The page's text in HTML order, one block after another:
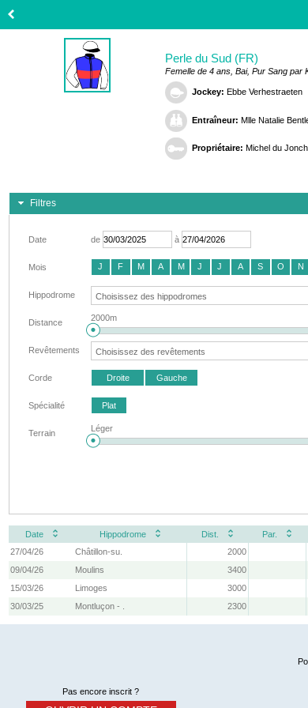
Perle du Sud (FR)
Femelle de 4 ans, Bai, Pur Sang par
Jockey: Ebbe Verhestraeten
Entraîneur: Mlle Natalie
Propriétaire: Michel du
Filtres
Date de à
Mois J F M A M J J A S O N
Hippodrome
Distance 2000m
Revêtements
Corde Droite Gauche
Spécialité Plat
Terrain Léger
Date Hippodrome Dist. Par.
27/04/26
Châtillon-su. 2000
09/04/26
Moulins 3400
15/03/26
Limoges 3000
30/03/25
Montluçon - . 2300
Pas encore inscrit ?